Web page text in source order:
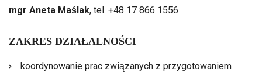
mgr Aneta Maślak, tel. +48 17 866 1556
ZAKRES DZIAŁALNOŚCI
koordynowanie prac związanych z przygotowaniem